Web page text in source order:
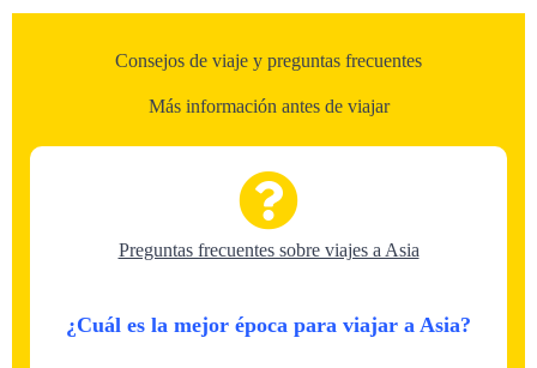
Consejos de viaje y preguntas frecuentes
Más información antes de viajar
Preguntas frecuentes sobre viajes a Asia
¿Cuál es la mejor época para viajar a Asia?